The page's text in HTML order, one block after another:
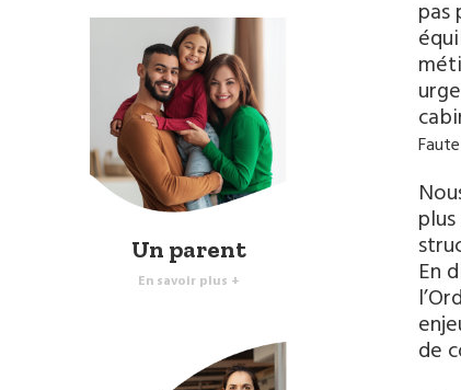
pas
En
de
Un parent
En savoir plus +